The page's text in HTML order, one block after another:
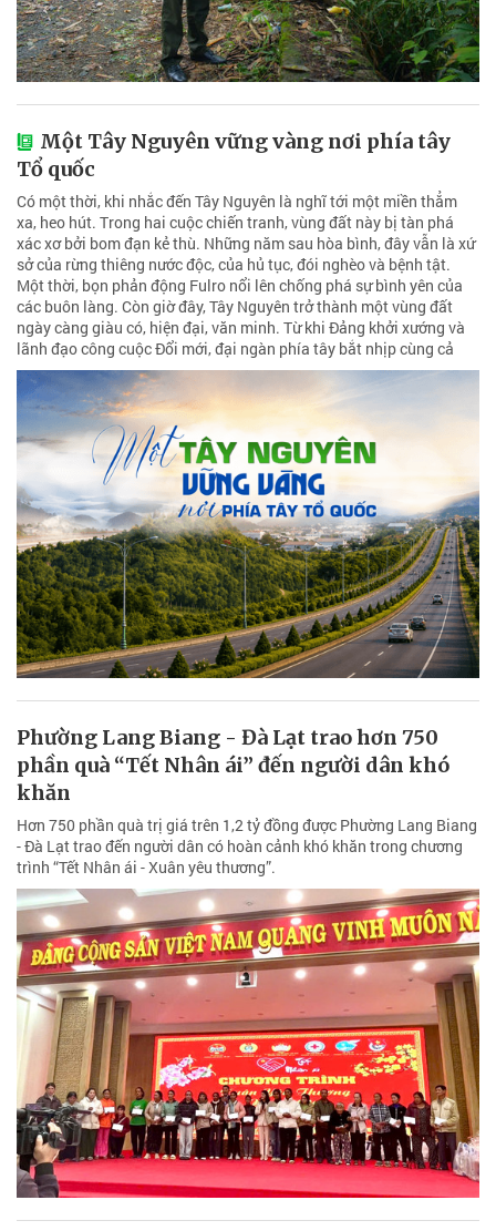
Một Tây Nguyên vững vàng nơi phía tây
Tổ quốc
Có một thời, khi nhắc đến Tây Nguyên là nghĩ tới một miền thẳm
xa, heo hút. Trong hai cuộc chiến tranh, vùng đất này bị tàn phá
xác xơ bởi bom đạn kẻ thù. Những năm sau hòa bình, đây vẫn là xứ
sở của rừng thiêng nước độc, của hủ tục, đói nghèo và bệnh tật.
Một thời, bọn phản động Fulro nổi lên chống phá sự bình yên của
các buôn làng. Còn giờ đây, Tây Nguyên trở thành một vùng đất
ngày càng giàu có, hiện đại, văn minh. Từ khi Đảng khởi xướng và
lãnh đạo công cuộc Đổi mới, đại ngàn phía tây bắt nhịp cùng cả
Phường Lang Biang - Đà Lạt trao hơn 750
phần quà “Tết Nhân ái” đến người dân khó
khăn
Hơn 750 phần quà trị giá trên 1,2 tỷ đồng được Phường Lang Biang
- Đà Lạt trao đến người dân có hoàn cảnh khó khăn trong chương
trình “Tết Nhân ái - Xuân yêu thương”.